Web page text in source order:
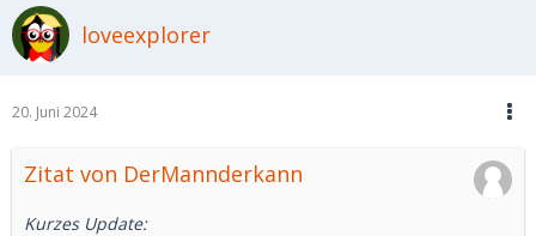
loveexplorer
20. Juni 2024
Zitat von DerMannderkann
Kurzes Update: